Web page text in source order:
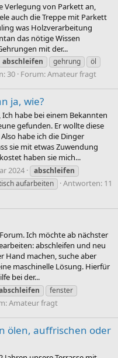
Verlegung von Parkett an,
auch die Treppe mit Parkett
was Holzverarbeitung
das nötige Wissen
mit der...
abschleifen gehrung
öl
30 Forum:Amateur fragt
ja, wie?
habe bei einem Bekannten
gefunden. Er wollte diese
habe ich die Dinger
sie mit etwas Zuwendung
haben sie mich...
2024
abschleifen
aufarbeiten
Antworten: 11
Ich möchte ab nächster
abschleifen und neu
Hand machen, suche aber
maschinelle Lösung. Hierfür
bei der...
fenster
Amateur fragt
ölen, auffrischen oder